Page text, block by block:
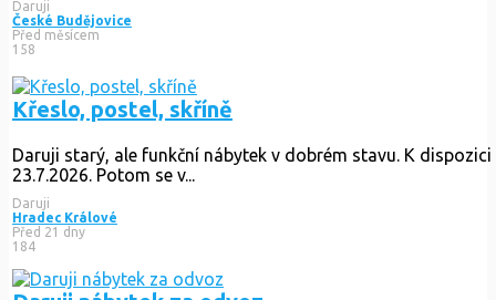
Daruji
Staré Sedlo
Před 4 dny
45
Obývací stěna Granát Jitona za odvoz
Za odvoz nabízím obývací stěnu Granát Jitona. Nábytek je
Daruji
České Budějovice
Před měsícem
158
Křeslo, postel, skříně